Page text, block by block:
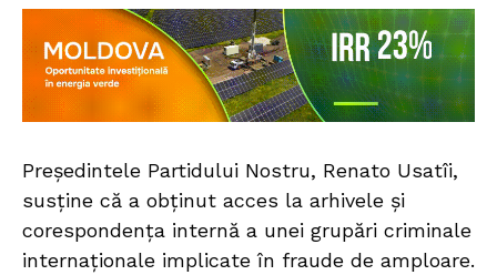
Președintele Partidului Nostru, Renato Usatîi,
susține că a obținut acces la arhivele și
corespondența internă a unei grupări criminale
internaționale implicate în fraude de amploare.